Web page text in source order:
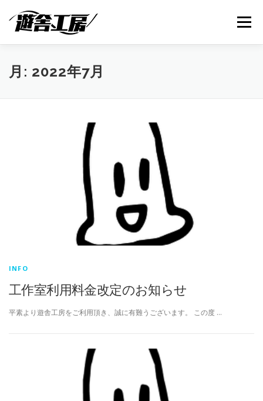
メニュー
ABOUT SERVICES
月: 2022年7月
INFO
工作室利用料金改定のお知らせ
平素より遊舎工房をご利用頂き、誠に有難うございます。 この度 …